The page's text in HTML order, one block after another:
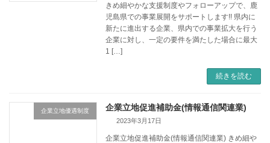
きめ細やかな支援制度やフォローアップで、鹿
児島県での事業展開をサポートします!! 県内に
新たに進出する企業、県内での事業拡大を行う
企業に対し、一定の要件を満たした場合に最大
1 […]
続きを読む
企業立地優遇制度 企業立地促進補助金(情報通信関連業)
2023年3月17日
企業立地促進補助金(情報通信関連業) きめ細や